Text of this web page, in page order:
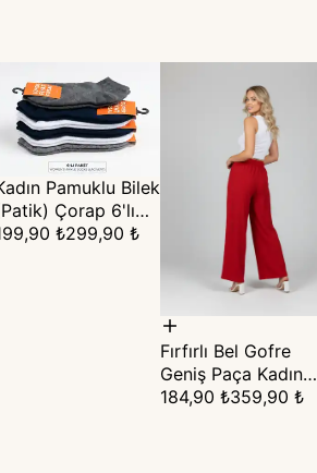
Pamuklu Bilek
Çorap 6'lı
(36-40)
₺299,90 ₺
Fırfırlı Bel Gofre
Geniş Paça Kadın
Pantolon
184,90 ₺359,90 ₺